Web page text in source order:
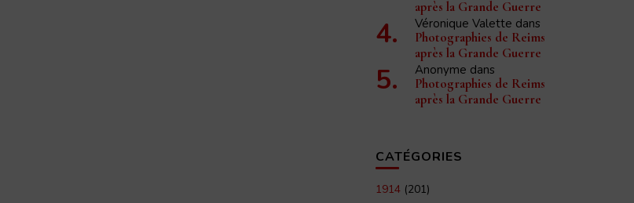
après la Grande Guerre
Véronique Valette dans
Photographies de Reims
après la Grande Guerre
Anonyme dans
Photographies de Reims
après la Grande Guerre
CATÉGORIES
1914 (201)